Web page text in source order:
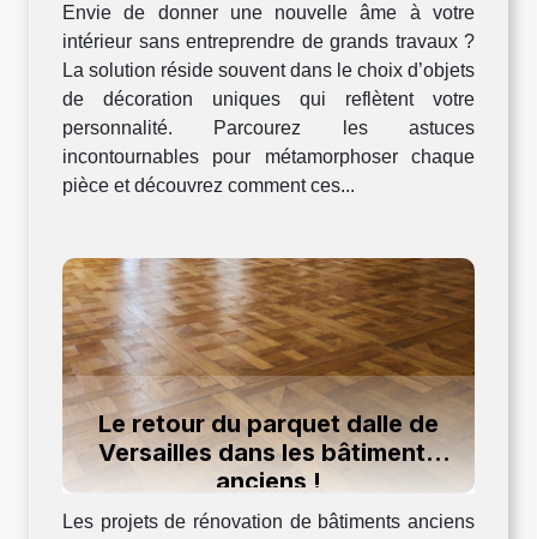
Envie de donner une nouvelle âme à votre
intérieur sans entreprendre de grands travaux ?
La solution réside souvent dans le choix d’objets
de décoration uniques qui reflètent votre
personnalité. Parcourez les astuces
incontournables pour métamorphoser chaque
pièce et découvrez comment ces...
Le retour du parquet dalle de
Versailles dans les bâtiments
anciens !
Les projets de rénovation de bâtiments anciens